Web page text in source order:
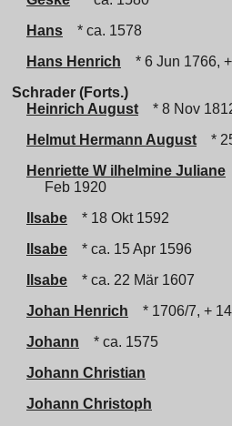
Hans
* ca. 1578
Hans Henrich
* 6 Jun 1766,
Schrader (Forts.)
Heinrich August
* 8 Nov
Helmut Hermann August
*
Henriette W ilhelmine Juliane
Feb 1920
Ilsabe
* 18 Okt 1592
Ilsabe
* ca. 15 Apr 1596
Ilsabe
* ca. 22 Mär 1607
Johan Henrich
* 1706/7, +
Johann
* ca. 1575
Johann Christian
Johann Christoph